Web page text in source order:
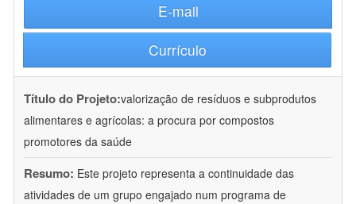
E-mail
Currículo
Título do Projeto:valorização de resíduos e subprodutos
alimentares e agrícolas: a procura por compostos
promotores da saúde
Resumo: Este projeto representa a continuidade das
atividades de um grupo engajado num programa de